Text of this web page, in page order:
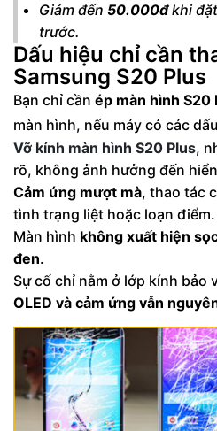
Giảm đến 50.000đkhi
trước.
Dấu hiệu chỉ cần
Samsung S20 Plus
Bạn chỉ cần ép màn hình S20
màn hình, nếu máy có các
Vỡ kính màn hình S20 Plus,
rõ, không ảnh hưởng đến
Cảm ứng mượt mà, thao tác
tình trạng liệt hoặc loạn điểm.
Màn hình không xuất hiện
đen.
Sự cố chỉ nằm ở lớp kính bảo
OLED và cảm ứng vẫn